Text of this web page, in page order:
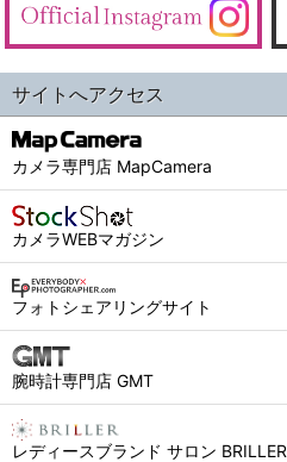
サイトへアクセス
カメラ専門店 MapCamera
カメラWEBマガジン
フォトシェアリングサイト
腕時計専門店 GMT
レディースブランド サロン BRILLER